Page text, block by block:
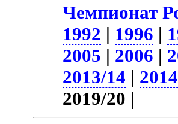
Чемпионат
1992 | 1996 |
2005 | 2006 |
2013/14 |
2019/20 |